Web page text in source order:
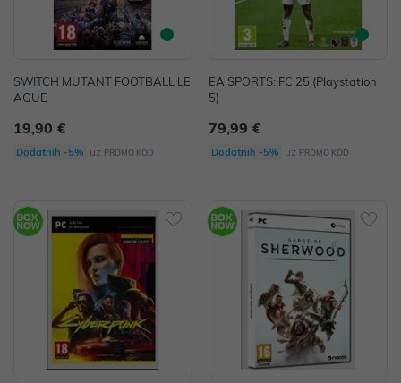
SWITCH MUTANT FOOTBALL LE
AGUE
19,90 €
Dodatnih -5% uz PROMO KOD
EA SPORTS: FC 25 (Playstation
5)
79,99 €
Dodatnih -5% uz PROMO KOD